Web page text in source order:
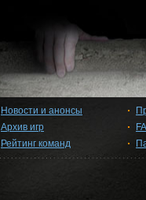
Новости и анонсы
Архив игр
Рейтинг команд